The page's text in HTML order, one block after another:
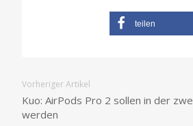
teilen
Vorheriger Artikel
Kuo: AirPods Pro 2 sollen in der
werden